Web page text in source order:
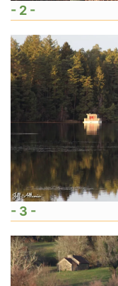
- 2 -
- 3 -